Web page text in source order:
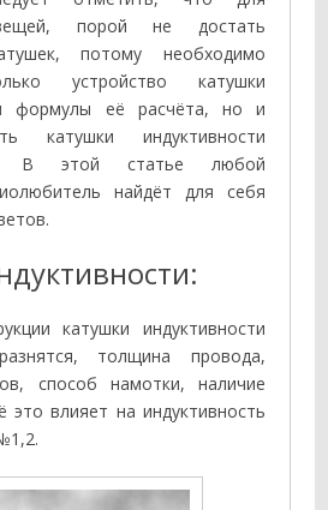
порой не достать
потому необходимо
устройство катушки
и формулы её расчёта, но и
катушки индуктивности
В этой статье любой
найдёт для себя
катушки индуктивности
толщина провода,
способ намотки, наличие
это влияет на индуктивность